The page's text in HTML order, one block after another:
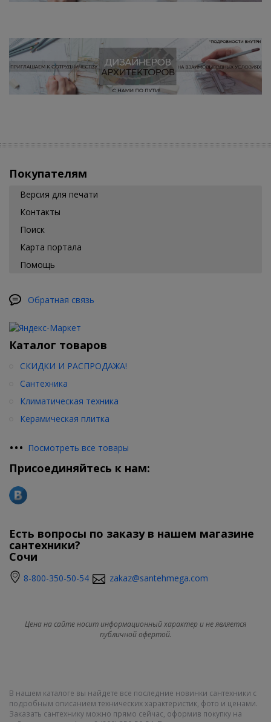
Покупателям
Версия для печати
Контакты
Поиск
Карта портала
Помощь
Обратная связь
Каталог товаров
СКИДКИ И РАСПРОДАЖА!
Сантехника
Климатическая техника
Керамическая плитка
••• Посмотреть все товары
Присоединяйтесь к нам:
Есть вопросы по заказу в нашем магазине
сантехники?
Сочи
8-800-350-50-54 zakaz@santehmega.com
Цена на сайте носит информационный характер и не является
публичной офертой.
В нашем каталоге вы найдете все последние новинки сантехники с
подробным описанием технических характеристик, фото и ценами.
Заказать сантехнику можно прямо сейчас, оформив покупку на